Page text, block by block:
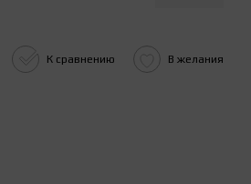
К сравнению В желания